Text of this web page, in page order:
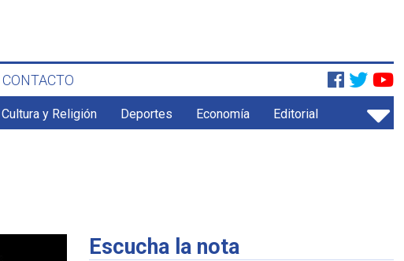
CONTACTO
Cultura y Religión Deportes Economía Editorial
Escucha la nota